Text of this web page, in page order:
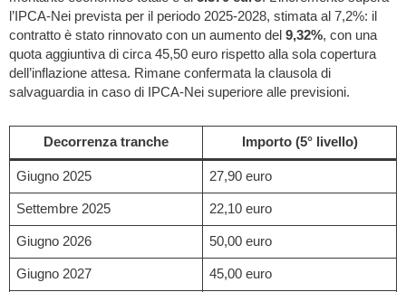
l’IPCA-Nei prevista per il periodo 2025-2028, stimata al 7,2%: il
contratto è stato rinnovato con un aumento del 9,32%, con una
quota aggiuntiva di circa 45,50 euro rispetto alla sola copertura
dell’inflazione attesa. Rimane confermata la clausola di
salvaguardia in caso di IPCA-Nei superiore alle previsioni.
Decorrenza tranche Importo (5° livello)
Giugno 2025 27,90 euro
Settembre 2025 22,10 euro
Giugno 2026 50,00 euro
Giugno 2027 45,00 euro